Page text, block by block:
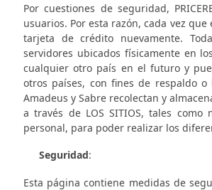
Por cuestiones de seguridad,
usuarios. Por esta razón, cada vez
tarjeta de crédito nuevamente.
servidores ubicados físicamente en
cualquier otro país en el futuro y
otros países, con fines de respaldo
Amadeus y Sabre recolectan y
a través de LOS SITIOS, tales
personal, para poder realizar los
Seguridad:
Esta página contiene medidas de